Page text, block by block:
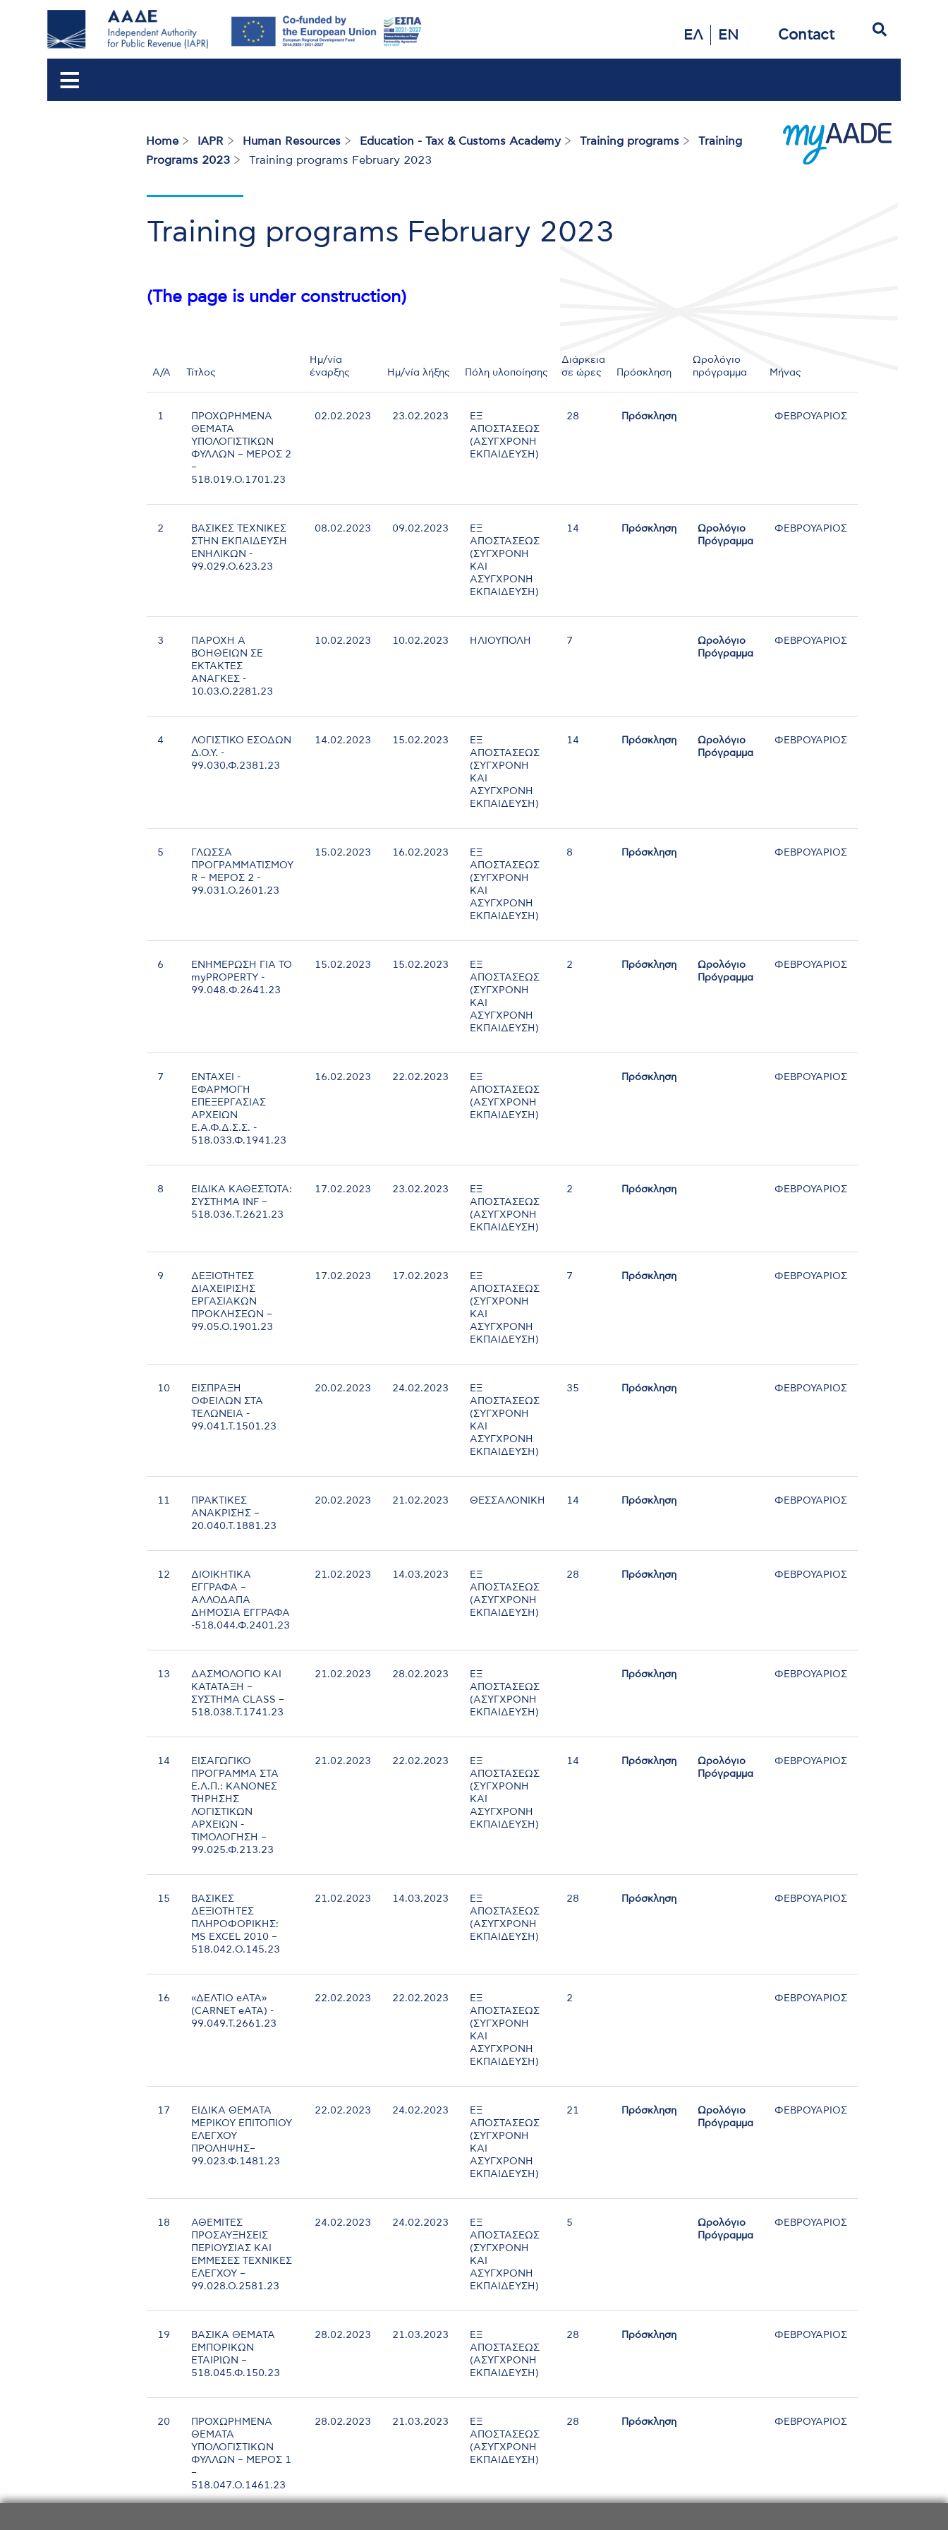
ΕΛ EN Contact
Breadcrumb
Home IAPR Human Resources Education - Tax & Customs Academy Training programs
Training
Programs 2023
Training programs February 2023
Training programs February 2023
(The page is under construction)
Α/Α Τίτλος
Ημ/νία
έναρξης
Ημ/νία λήξης Πόλη υλοποίησης
Διάρκεια
σε ώρες
Πρόσκληση
Ωρολόγιο
πρόγραμμα
Μήνας
1
ΠΡΟΧΩΡΗΜΕΝΑ
ΘΕΜΑΤΑ
ΥΠΟΛΟΓΙΣΤΙΚΩΝ
ΦΥΛΛΩΝ – ΜΕΡΟΣ 2
–
518.019.Ο.1701.23
02.02.2023 23.02.2023
ΕΞ
ΑΠΟΣΤΑΣΕΩΣ
(ΑΣΥΓΧΡΟΝΗ
ΕΚΠΑΙΔΕΥΣΗ)
28 Πρόσκληση ΦΕΒΡΟΥΑΡΙΟΣ
2
ΒΑΣΙΚΕΣ ΤΕΧΝΙΚΕΣ
ΣΤΗΝ ΕΚΠΑΙΔΕΥΣΗ
ΕΝΗΛΙΚΩΝ -
99.029.Ο.623.23
08.02.2023 09.02.2023
ΕΞ
ΑΠΟΣΤΑΣΕΩΣ
(ΣΥΓΧΡΟΝΗ
ΚΑΙ
ΑΣΥΓΧΡΟΝΗ
ΕΚΠΑΙΔΕΥΣΗ)
14 Πρόσκληση
Ωρολόγιο
Πρόγραμμα
ΦΕΒΡΟΥΑΡΙΟΣ
3
ΠΑΡΟΧΗ Α
ΒΟΗΘΕΙΩΝ ΣΕ
ΕΚΤΑΚΤΕΣ
ΑΝΑΓΚΕΣ -
10.03.Ο.2281.23
10.02.2023 10.02.2023 ΗΛΙΟΥΠΟΛΗ 7
Ωρολόγιο
Πρόγραμμα
ΦΕΒΡΟΥΑΡΙΟΣ
4
ΛΟΓΙΣΤΙΚΟ ΕΣΟΔΩΝ
Δ.Ο.Υ. -
99.030.Φ.2381.23
14.02.2023 15.02.2023
ΕΞ
ΑΠΟΣΤΑΣΕΩΣ
(ΣΥΓΧΡΟΝΗ
ΚΑΙ
ΑΣΥΓΧΡΟΝΗ
ΕΚΠΑΙΔΕΥΣΗ)
14 Πρόσκληση
Ωρολόγιο
Πρόγραμμα
ΦΕΒΡΟΥΑΡΙΟΣ
5
ΓΛΩΣΣΑ
ΠΡΟΓΡΑΜΜΑΤΙΣΜΟΥ
R – ΜΕΡΟΣ 2 -
99.031.Ο.2601.23
15.02.2023 16.02.2023
ΕΞ
ΑΠΟΣΤΑΣΕΩΣ
(ΣΥΓΧΡΟΝΗ
ΚΑΙ
ΑΣΥΓΧΡΟΝΗ
ΕΚΠΑΙΔΕΥΣΗ)
8 Πρόσκληση ΦΕΒΡΟΥΑΡΙΟΣ
6
ΕΝΗΜΕΡΩΣΗ ΓΙΑ ΤΟ
myPROPERTY -
99.048.Φ.2641.23
15.02.2023 15.02.2023
ΕΞ
ΑΠΟΣΤΑΣΕΩΣ
(ΣΥΓΧΡΟΝΗ
ΚΑΙ
ΑΣΥΓΧΡΟΝΗ
ΕΚΠΑΙΔΕΥΣΗ)
2 Πρόσκληση
Ωρολόγιο
Πρόγραμμα
ΦΕΒΡΟΥΑΡΙΟΣ
7
ΕΝΤΑΧΕΙ -
ΕΦΑΡΜΟΓΗ
ΕΠΕΞΕΡΓΑΣΙΑΣ
ΑΡΧΕΙΩΝ
Ε.Α.Φ.Δ.Σ.Σ. -
518.033.Φ.1941.23
16.02.2023 22.02.2023
ΕΞ
ΑΠΟΣΤΑΣΕΩΣ
(ΑΣΥΓΧΡΟΝΗ
ΕΚΠΑΙΔΕΥΣΗ)
Πρόσκληση ΦΕΒΡΟΥΑΡΙΟΣ
8
ΕΙΔΙΚΑ ΚΑΘΕΣΤΩΤΑ:
ΣΥΣΤΗΜΑ INF –
518.036.Τ.2621.23
17.02.2023 23.02.2023
ΕΞ
ΑΠΟΣΤΑΣΕΩΣ
(ΑΣΥΓΧΡΟΝΗ
ΕΚΠΑΙΔΕΥΣΗ)
2 Πρόσκληση ΦΕΒΡΟΥΑΡΙΟΣ
9
ΔΕΞΙΟΤΗΤΕΣ
ΔΙΑΧΕΙΡΙΣΗΣ
ΕΡΓΑΣΙΑΚΩΝ
ΠΡΟΚΛΗΣΕΩΝ –
99.05.Ο.1901.23
17.02.2023 17.02.2023
ΕΞ
ΑΠΟΣΤΑΣΕΩΣ
(ΣΥΓΧΡΟΝΗ
ΚΑΙ
ΑΣΥΓΧΡΟΝΗ
ΕΚΠΑΙΔΕΥΣΗ)
7 Πρόσκληση ΦΕΒΡΟΥΑΡΙΟΣ
10
ΕΙΣΠΡΑΞΗ
ΟΦΕΙΛΩΝ ΣΤΑ
ΤΕΛΩΝΕΙΑ -
99.041.Τ.1501.23
20.02.2023 24.02.2023
ΕΞ
ΑΠΟΣΤΑΣΕΩΣ
(ΣΥΓΧΡΟΝΗ
ΚΑΙ
ΑΣΥΓΧΡΟΝΗ
ΕΚΠΑΙΔΕΥΣΗ)
35 Πρόσκληση ΦΕΒΡΟΥΑΡΙΟΣ
11
ΠΡΑΚΤΙΚΕΣ
ΑΝΑΚΡΙΣΗΣ –
20.040.Τ.1881.23
20.02.2023 21.02.2023 ΘΕΣΣΑΛΟΝΙΚΗ 14 Πρόσκληση ΦΕΒΡΟΥΑΡΙΟΣ
12
ΔΙΟΙΚΗΤΙΚΑ
ΕΓΓΡΑΦΑ –
ΑΛΛΟΔΑΠΑ
ΔΗΜΟΣΙΑ ΕΓΓΡΑΦΑ
-518.044.Φ.2401.23
21.02.2023 14.03.2023
ΕΞ
ΑΠΟΣΤΑΣΕΩΣ
(ΑΣΥΓΧΡΟΝΗ
ΕΚΠΑΙΔΕΥΣΗ)
28 Πρόσκληση ΦΕΒΡΟΥΑΡΙΟΣ
13
ΔΑΣΜΟΛΟΓΙΟ ΚΑΙ
ΚΑΤΑΤΑΞΗ –
ΣΥΣΤΗΜΑ CLASS –
518.038.Τ.1741.23
21.02.2023 28.02.2023
ΕΞ
ΑΠΟΣΤΑΣΕΩΣ
(ΑΣΥΓΧΡΟΝΗ
ΕΚΠΑΙΔΕΥΣΗ)
Πρόσκληση ΦΕΒΡΟΥΑΡΙΟΣ
14
ΕΙΣΑΓΩΓΙΚΟ
ΠΡΟΓΡΑΜΜΑ ΣΤΑ
Ε.Λ.Π.: ΚΑΝΟΝΕΣ
ΤΗΡΗΣΗΣ
ΛΟΓΙΣΤΙΚΩΝ
ΑΡΧΕΙΩΝ -
ΤΙΜΟΛΟΓΗΣΗ –
99.025.Φ.213.23
21.02.2023 22.02.2023
ΕΞ
ΑΠΟΣΤΑΣΕΩΣ
(ΣΥΓΧΡΟΝΗ
ΚΑΙ
ΑΣΥΓΧΡΟΝΗ
ΕΚΠΑΙΔΕΥΣΗ)
14 Πρόσκληση
Ωρολόγιο
Πρόγραμμα
ΦΕΒΡΟΥΑΡΙΟΣ
15
ΒΑΣΙΚΕΣ
ΔΕΞΙΟΤΗΤΕΣ
ΠΛΗΡΟΦΟΡΙΚΗΣ:
MS EXCEL 2010 –
518.042.Ο.145.23
21.02.2023 14.03.2023
ΕΞ
ΑΠΟΣΤΑΣΕΩΣ
(ΑΣΥΓΧΡΟΝΗ
ΕΚΠΑΙΔΕΥΣΗ)
28 Πρόσκληση ΦΕΒΡΟΥΑΡΙΟΣ
16
«ΔΕΛΤΙΟ eΑΤΑ»
(CARNET eATA) -
99.049.Τ.2661.23
22.02.2023 22.02.2023
ΕΞ
ΑΠΟΣΤΑΣΕΩΣ
(ΣΥΓΧΡΟΝΗ
ΚΑΙ
ΑΣΥΓΧΡΟΝΗ
ΕΚΠΑΙΔΕΥΣΗ)
2 ΦΕΒΡΟΥΑΡΙΟΣ
17
ΕΙΔΙΚΑ ΘΕΜΑΤΑ
ΜΕΡΙΚΟΥ ΕΠΙΤΟΠΙΟΥ
ΕΛΕΓΧΟΥ
ΠΡΟΛΗΨΗΣ–
99.023.Φ.1481.23
22.02.2023 24.02.2023
ΕΞ
ΑΠΟΣΤΑΣΕΩΣ
(ΣΥΓΧΡΟΝΗ
ΚΑΙ
ΑΣΥΓΧΡΟΝΗ
ΕΚΠΑΙΔΕΥΣΗ)
21 Πρόσκληση
Ωρολόγιο
Πρόγραμμα
ΦΕΒΡΟΥΑΡΙΟΣ
18
ΑΘΕΜΙΤΕΣ
ΠΡΟΣΑΥΞΗΣΕΙΣ
ΠΕΡΙΟΥΣΙΑΣ ΚΑΙ
ΕΜΜΕΣΕΣ ΤΕΧΝΙΚΕΣ
ΕΛΕΓΧΟΥ –
99.028.Ο.2581.23
24.02.2023 24.02.2023
ΕΞ
ΑΠΟΣΤΑΣΕΩΣ
(ΣΥΓΧΡΟΝΗ
ΚΑΙ
ΑΣΥΓΧΡΟΝΗ
ΕΚΠΑΙΔΕΥΣΗ)
5
Ωρολόγιο
Πρόγραμμα
ΦΕΒΡΟΥΑΡΙΟΣ
19
ΒΑΣΙΚΑ ΘΕΜΑΤΑ
ΕΜΠΟΡΙΚΩΝ
ΕΤΑΙΡΙΩΝ –
518.045.Φ.150.23
28.02.2023 21.03.2023
ΕΞ
ΑΠΟΣΤΑΣΕΩΣ
(ΑΣΥΓΧΡΟΝΗ
ΕΚΠΑΙΔΕΥΣΗ)
28 Πρόσκληση ΦΕΒΡΟΥΑΡΙΟΣ
20
ΠΡΟΧΩΡΗΜΕΝΑ
ΘΕΜΑΤΑ
ΥΠΟΛΟΓΙΣΤΙΚΩΝ
ΦΥΛΛΩΝ – ΜΕΡΟΣ 1
–
518.047.Ο.1461.23
28.02.2023 21.03.2023
ΕΞ
ΑΠΟΣΤΑΣΕΩΣ
(ΑΣΥΓΧΡΟΝΗ
ΕΚΠΑΙΔΕΥΣΗ)
28 Πρόσκληση ΦΕΒΡΟΥΑΡΙΟΣ